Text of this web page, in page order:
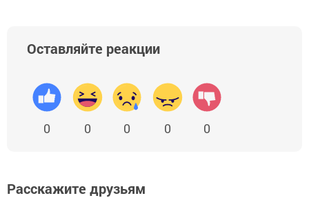
Оставляйте реакции
0 0 0 0 0
Расскажите друзьям